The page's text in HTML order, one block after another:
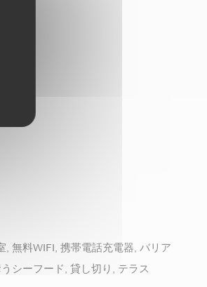
, 無料WIFI, 携帯電話充電器, バリア
シーフード, 貸し切り, テラス